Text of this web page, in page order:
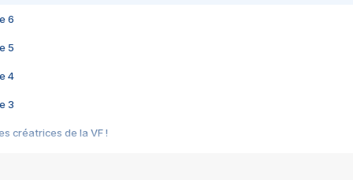
6
5
4
3
créatrices de la VF !